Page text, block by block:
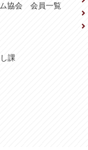
ム協会 会員一覧
課